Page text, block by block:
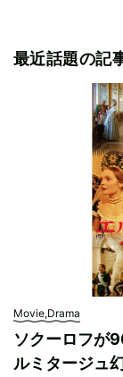
最近話題の記
Movie,Drama
ソクーロフが
ルミタージュ